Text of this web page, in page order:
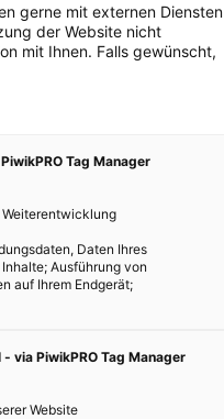
gerne mit externen Diensten
der Website nicht
mit Ihnen. Falls gewünscht,
Tag Manager
Daten Ihres
Ausführung von
auf Ihrem Endgerät;
via PiwikPRO Tag Manager
Website